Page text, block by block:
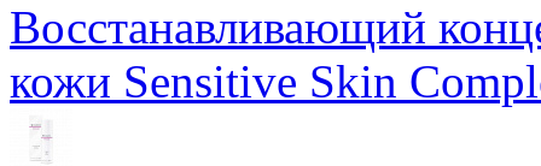
Восстанавливающий
кожи Sensitive Skin